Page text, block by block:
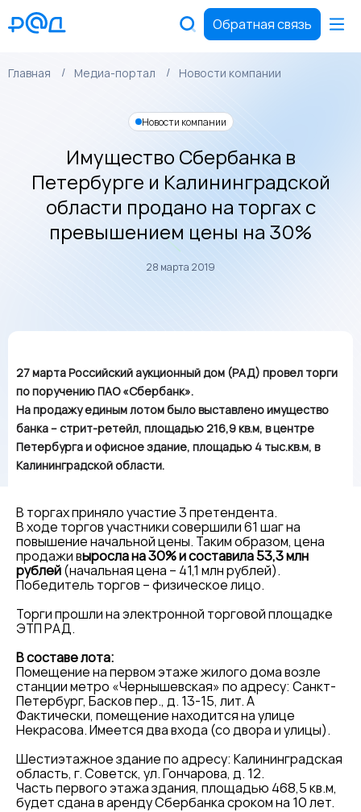
Обратная связь
Главная Медиа-портал Новости компании
Новости компании
Имущество Сбербанка в
Петербурге и Калининградской
области продано на торгах с
превышением цены на 30%
28 марта 2019
27 марта Российский аукционный дом (РАД) провел торги
по поручению ПАО «Сбербанк».
На продажу единым лотом было выставлено имущество
банка – стрит-ретейл, площадью 216,9 кв.м, в центре
Петербурга и офисное здание, площадью 4 тыс.кв.м, в
Калининградской области.
В торгах приняло участие 3 претендента.
В ходе торгов участники совершили 61 шаг на
повышение начальной цены. Таким образом, цена
продажи выросла на 30% и составила 53,3 млн
рублей(начальная цена – 41,1 млн рублей).
Победитель торгов – физическое лицо.
Торги прошли на электронной торговой площадке
ЭТП РАД.
В составе лота:
Помещение на первом этаже жилого дома возле
станции метро «Чернышевская» по адресу: Санкт-
Петербург, Басков пер., д. 13-15, лит. А
Фактически, помещение находится на улице
Некрасова. Имеется два входа (со двора и улицы).
Шестиэтажное здание по адресу: Калининградская
область, г. Советск, ул. Гончарова, д. 12.
Часть первого этажа здания, площадью 468,5 кв.м,
будет сдана в аренду Сбербанка сроком на 10 лет.